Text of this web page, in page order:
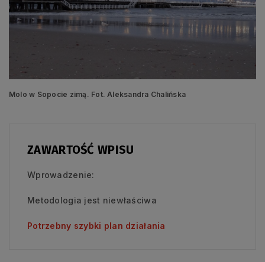
Molo w Sopocie zimą. Fot. Aleksandra Chalińska
ZAWARTOŚĆ WPISU
Wprowadzenie:
Metodologia jest niewłaściwa
Potrzebny szybki plan działania